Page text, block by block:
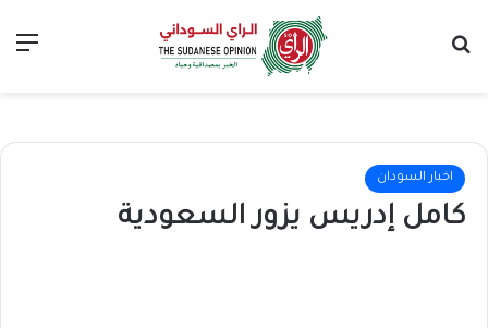
اخبار السودان
كامل إدريس يزور السعودية